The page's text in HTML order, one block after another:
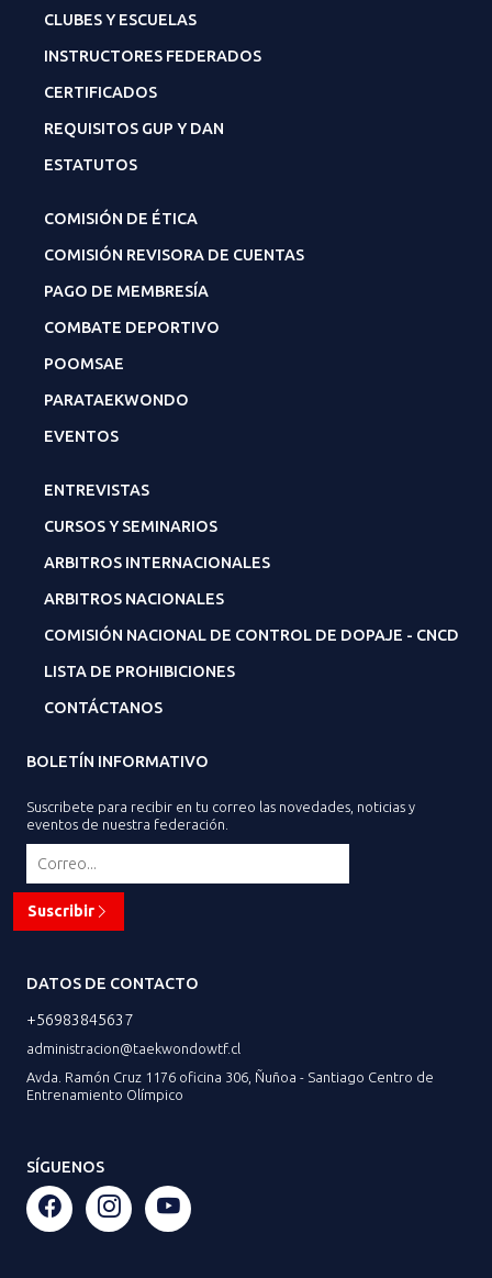
CLUBES Y ESCUELAS
INSTRUCTORES FEDERADOS
CERTIFICADOS
REQUISITOS GUP Y DAN
ESTATUTOS
COMISIÓN DE ÉTICA
COMISIÓN REVISORA DE CUENTAS
PAGO DE MEMBRESÍA
COMBATE DEPORTIVO
POOMSAE
PARATAEKWONDO
EVENTOS
ENTREVISTAS
CURSOS Y SEMINARIOS
ARBITROS INTERNACIONALES
ARBITROS NACIONALES
COMISIÓN NACIONAL DE CONTROL DE DOPAJE - CNCD
LISTA DE PROHIBICIONES
CONTÁCTANOS
BOLETÍN INFORMATIVO
Suscribete para recibir en tu correo las novedades, noticias y
eventos de nuestra federación.
Suscribir
DATOS DE CONTACTO
+56983845637
administracion@taekwondowtf.cl
Avda. Ramón Cruz 1176 oficina 306, Ñuñoa - Santiago Centro de
Entrenamiento Olímpico
SÍGUENOS